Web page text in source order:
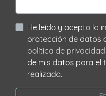
He leído y acepto la información básica sobre
política de privacidad
de mis datos para el
realizada.